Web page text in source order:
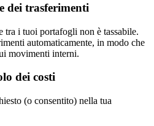
dei trasferimenti
tra i tuoi portafogli non è tassabile.
automaticamente, in modo che
movimenti interni.
dei costi
(o consentito) nella tua